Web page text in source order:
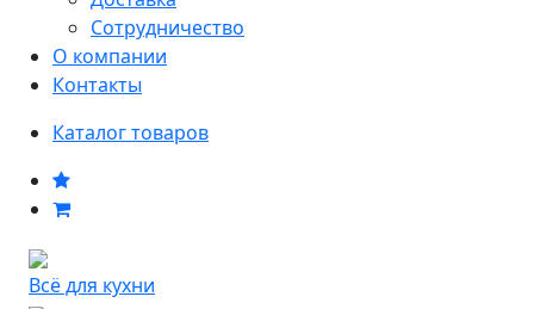
Сотрудничество
О компании
Контакты
Каталог товаров
Всё для кухни